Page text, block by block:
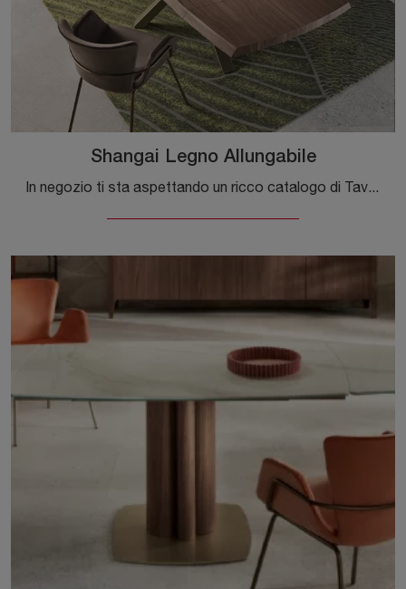
Shangai Legno Allungabile
In negozio ti sta aspettando un ricco catalogo di Tavoli allungabili delle migliori marche, tra cui anche il modello da pranzo mostrato in foto.